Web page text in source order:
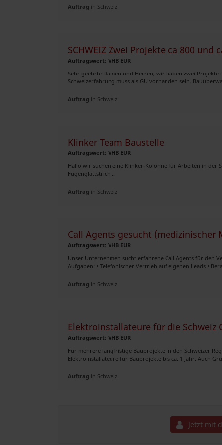
Auftrag in Schweiz
SCHWEIZ Zwei Projekte ca 800 und
Auftragswert: VHB EUR
Sehr geehrte Damen und Herren, wir haben zwei Projekte
Schweizerfahrung muss als GU vorhanden sein.
Auftrag in Schweiz
Klinker Team Baustelle
Auftragswert: VHB EUR
Hallo wir suchen eine Klinker-Kolonne für Arbeiten in der
Fugenglattstrich ..
Auftrag in Schweiz
Call Agents gesucht (medizinischer
Auftragswert: VHB EUR
Unser Unternehmen sucht erfahrene Call Agents für den
Aufgaben: • Telefonischer Vertrieb auf eigenen Leads •
Auftrag in Schweiz
Elektroinstallateure für die Schweiz
Auftragswert: VHB EUR
Für mehrere langfristige Bauprojekte in den Schweizer
Elektroinstallateure für Bauprojekte bis ca. 1 Jahr. Auch
Auftrag in Schweiz
Jetzt mit